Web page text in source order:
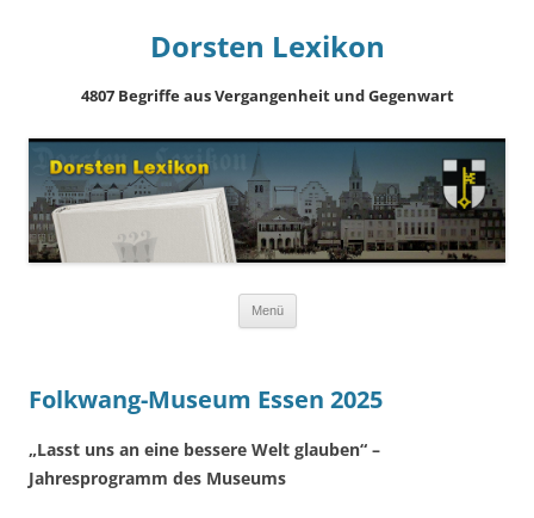
Dorsten Lexikon
4807 Begriffe aus Vergangenheit und Gegenwart
Menü
Folkwang-Museum Essen 2025
„Lasst uns an eine bessere Welt glauben“ –
Jahresprogramm des Museums